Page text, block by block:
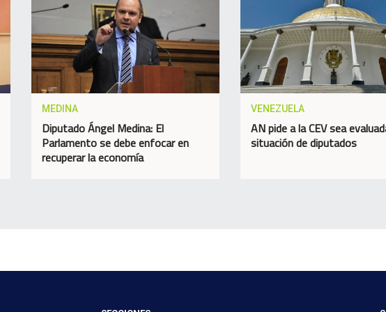
MEDINA
Diputado Ángel Medina: El
Parlamento se debe enfocar en
recuperar la economía
VENEZUELA
AN pide a la CEV sea
situación de diputados